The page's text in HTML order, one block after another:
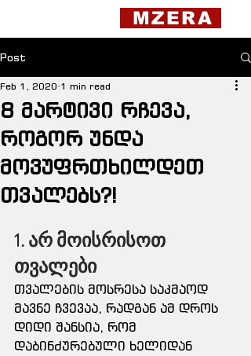
MZERA
Post
8 მარტივი რჩევა,
როგორ უნდა
მოვუფრთხილდეთ
თვალებს?!
Feb 1, 2020 1 min read
1. არ მოისრისოთ
თვალები
თვალების მოსრესა საკმაოდ
მავნე ჩვევაა, რადგან ამ დროს
დიდი შანსია, რომ
დაბინძურებული ხელიდან